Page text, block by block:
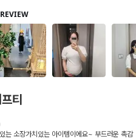
티
는 소장가치있는 아이템이에요~ 부드러운 촉감